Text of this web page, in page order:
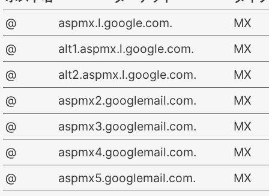
@
aspmx.l.google.com.
MX
@
alt1.aspmx.l.google.com.
MX
@
alt2.aspmx.l.google.com.
MX
@
aspmx2.googlemail.com.
MX
@
aspmx3.googlemail.com.
MX
@
aspmx4.googlemail.com.
MX
@
aspmx5.googlemail.com. MX